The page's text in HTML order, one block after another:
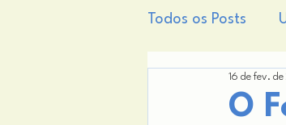
Todos os Posts
O
16 de fev.